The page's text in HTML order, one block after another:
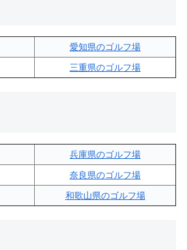
愛知県のゴルフ場
三重県のゴルフ場
兵庫県のゴルフ場
奈良県のゴルフ場
和歌山県のゴルフ場